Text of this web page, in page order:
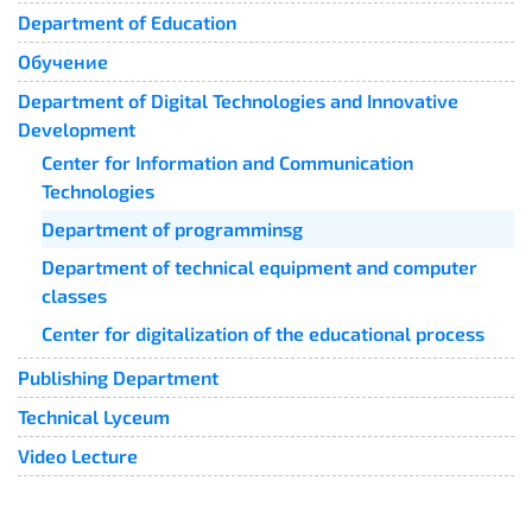
Department of Education
Обучение
Department of Digital Technologies and Innovative
Development
Center for Information and Communication
Technologies
Department of programminsg
Department of technical equipment and computer
classes
Center for digitalization of the educational process
Publishing Department
Technical Lyceum
Video Lecture